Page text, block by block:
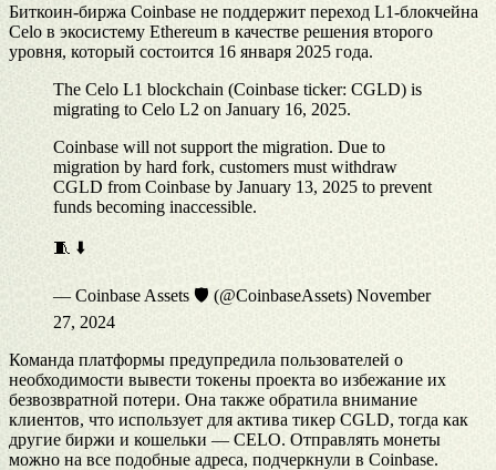
Биткоин-биржа Coinbase не поддержит переход L1-блокчейна
Celo в экосистему Ethereum в качестве решения второго
уровня, который состоится 16 января 2025 года.
The Celo L1 blockchain (Coinbase ticker: CGLD) is
migrating to Celo L2 on January 16, 2025.
Coinbase will not support the migration. Due to
migration by hard fork, customers must withdraw
CGLD from Coinbase by January 13, 2025 to prevent
funds becoming inaccessible.
🧵 ⬇️
— Coinbase Assets 🛡️ (@CoinbaseAssets) November
27, 2024
Команда платформы предупредила пользователей о
необходимости вывести токены проекта во избежание их
безвозвратной потери. Она также обратила внимание
клиентов, что использует для актива тикер CGLD, тогда как
другие биржи и кошельки — CELO. Отправлять монеты
можно на все подобные адреса, подчеркнули в Coinbase.